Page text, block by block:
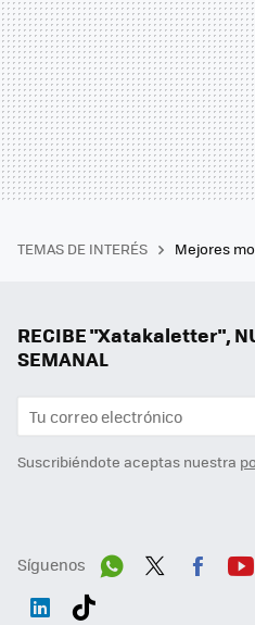
TEMAS DE INTERÉS Mejores
RECIBE "Xatakaletter",
SEMANAL
Suscribiéndote aceptas nuestra
Síguenos